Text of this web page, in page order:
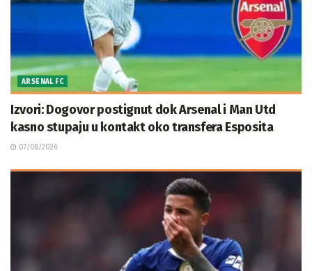
ARSENAL FC
Izvori: Dogovor postignut dok Arsenal i Man Utd
kasno stupaju u kontakt oko transfera Esposita
07/08/2026